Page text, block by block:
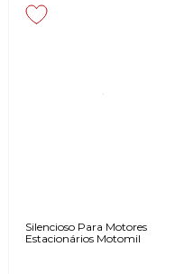
Silencioso Para Motores
Estacionários Motomil